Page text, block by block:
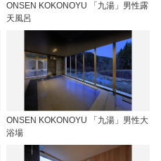
ONSEN KOKONOYU 「九湯」男性露
天風呂
ONSEN KOKONOYU 「九湯」男性大
浴場